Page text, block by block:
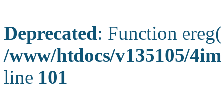
Deprecated: Function
/www/htdocs/v135105/
line 101